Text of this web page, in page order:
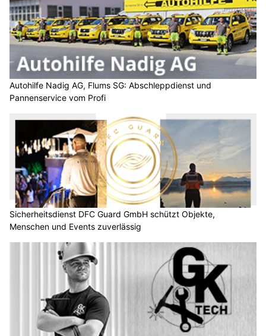
Autohilfe Nadig AG, Flums SG: Abschleppdienst und
Pannenservice vom Profi
Sicherheitsdienst DFC Guard GmbH schützt Objekte,
Menschen und Events zuverlässig